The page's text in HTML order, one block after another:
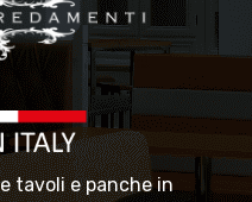
tavoli e panche in